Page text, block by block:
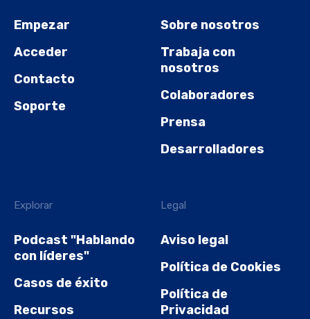
Empezar
Acceder
Contacto
Soporte
Sobre nosotros
Trabaja con
nosotros
Colaboradores
Prensa
Desarrolladores
Explorar
Podcast "Hablando
con líderes"
Casos de éxito
Recursos
Legal
Aviso legal
Política de Cookies
Política de
Privacidad